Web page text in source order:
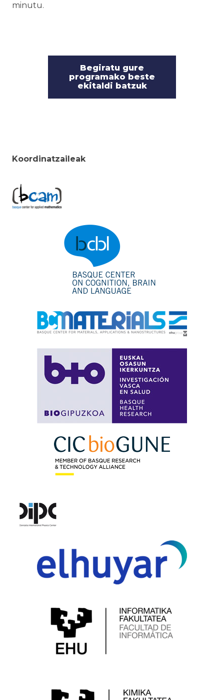
minutu.
Begiratu gure
programako beste
ekitaldi batzuk
Koordinatzaileak